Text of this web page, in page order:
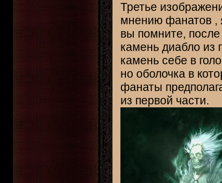
Третье
мнению фанатов ,
вы помните,
камень диабло из
камень себе в
но оболочка в
фанаты
из первой части.